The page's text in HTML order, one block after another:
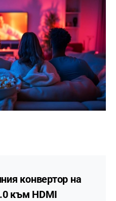
конвертор на
към HDMI